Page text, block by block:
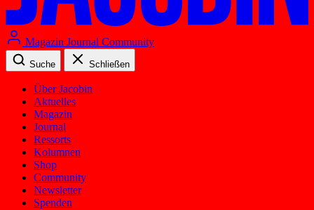
Magazin Journal Community
Suche Schließen
Über Jacobin
Aktuelles
Magazin
Journal
Ressorts
Kolumnen
Shop
Community
Newsletter
Spenden